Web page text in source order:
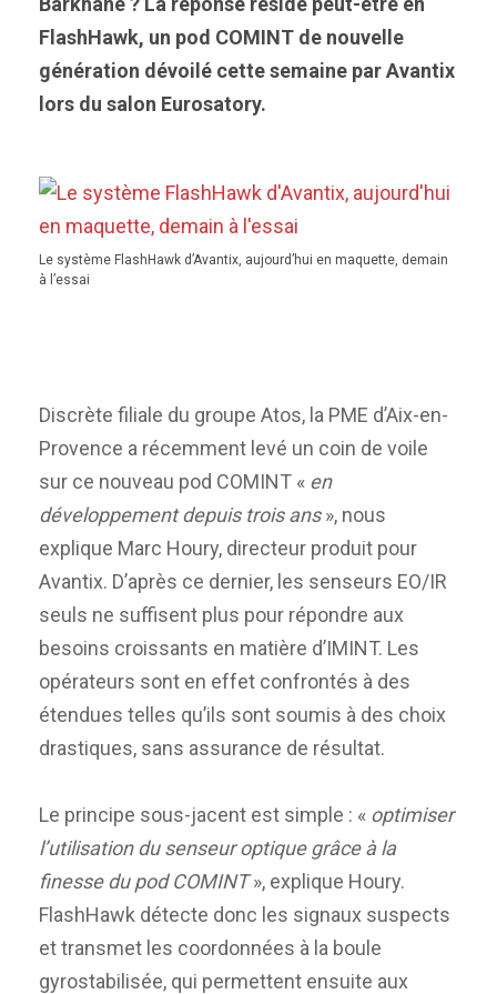
FlashHawk, un pod COMINT de nouvelle
génération dévoilé cette semaine par Avantix
lors du salon Eurosatory.
Le système FlashHawk d’Avantix, aujourd’hui en maquette, demain
à l’essai
Discrète filiale du groupe Atos, la PME d’Aix-en-
Provence a récemment levé un coin de voile
sur ce nouveau pod COMINT « en
développement depuis trois ans», nous
explique Marc Houry, directeur produit pour
Avantix. D’après ce dernier, les senseurs EO/IR
seuls ne suffisent plus pour répondre aux
besoins croissants en matière d’IMINT. Les
opérateurs sont en effet confrontés à des
étendues telles qu’ils sont soumis à des choix
drastiques, sans assurance de résultat.
Le principe sous-jacent est simple : « optimiser
l’utilisation du senseur optique grâce à la
finesse du pod COMINT», explique Houry.
FlashHawk détecte donc les signaux suspects
et transmet les coordonnées à la boule
gyrostabilisée, qui permettent ensuite aux